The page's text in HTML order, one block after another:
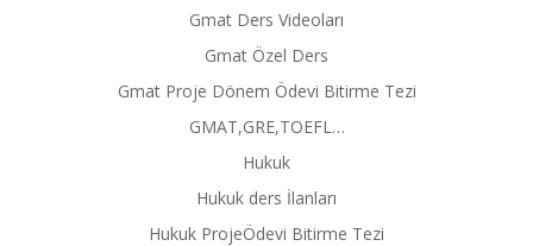
Gmat Ders Videoları
Gmat Özel Ders
Gmat Proje Dönem Ödevi Bitirme Tezi
GMAT,GRE,TOEFL…
Hukuk
Hukuk ders İlanları
Hukuk ProjeÖdevi Bitirme Tezi